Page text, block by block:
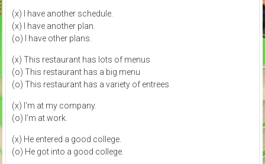
(x) I have another schedule.
(x) I have another plan.
(o) I have other plans.
(x) This restaurant has lots of menus
(o) This restaurant has a big menu
(o) This restaurant has a variety of entrees
(x) I'm at my company.
(o) I'm at work.
(x) He entered a good college.
(o) He got into a good college.